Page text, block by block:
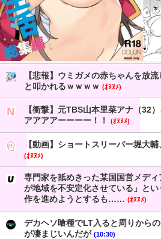
【悲報】ウミガメの赤ちゃんを放
と叩かれるｗｗｗｗ (ｵﾇﾇﾒ)
【衝撃】元TBS山本里菜アナ（32
アアアアーーーー！！
(ｵﾇﾇﾒ)
【動画】ショートスリーパー堀大
(ｵﾇﾇﾒ)
専門家を舐めきった某国国営メデ
が地域を不安定化させている」とい
作を進めようとするも…… (ｵﾇﾇﾒ)
デカヘソ喰種でLT入ると周りから
が凄まじいんだが (10:30)